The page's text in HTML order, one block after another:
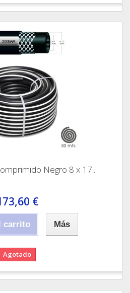
Negro 8 x 17...
€
carrito Más
Agotado